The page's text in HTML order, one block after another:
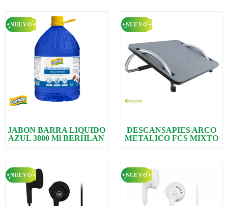
JABON BARRA LIQUIDO
AZUL 3800 Ml BERHLAN
DESCANSAPIES ARCO
METALICO FCS MIXTO